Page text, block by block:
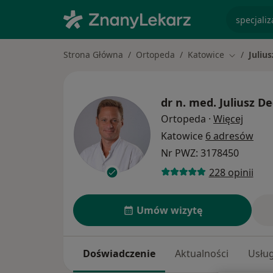
Strona Główna Ortopeda Katowice Zmień
dr n. med. Juliusz
Ortopeda · Więcej
Katowice 6 adresów
Nr PWZ: 3178450
228 opinii
Umów wizytę
Doświadczenie Aktualności